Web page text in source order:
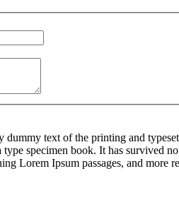
dummy text of the printing and
type specimen book. It has survived
Lorem Ipsum passages, and